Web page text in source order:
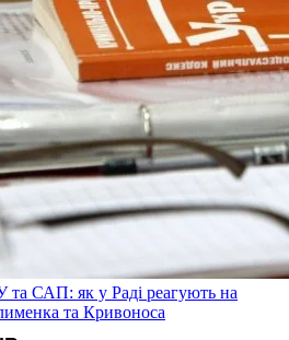
САП: як у Раді реагують на
та Кривоноса